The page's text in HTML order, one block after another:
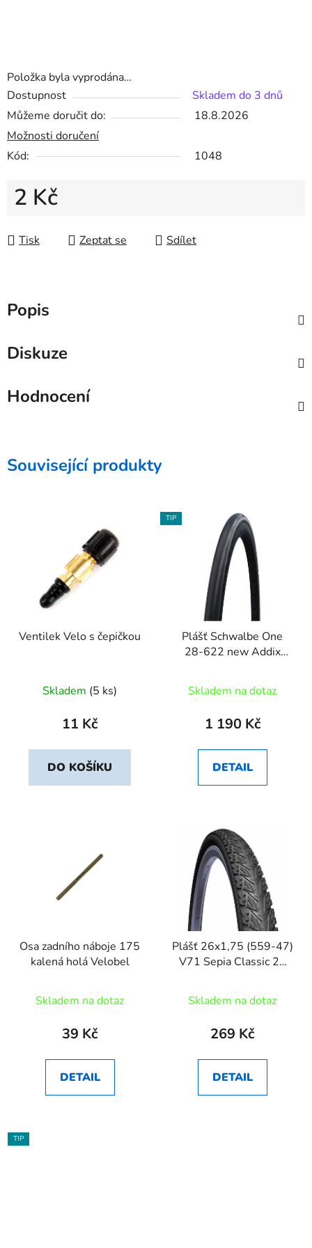
Položka byla vyprodána…
Dostupnost
Skladem do 3 dnů
Můžeme doručit do:
18.8.2026
Možnosti doručení
Kód:
1048
2 Kč
Tisk
Zeptat se Sdílet
Popis
Diskuze
Hodnocení
Související produkty
Ventilek Velo s čepičkou
Skladem (5 ks)
11 Kč
DO KOŠÍKU
TIP
Plášť Schwalbe One
28-622 new Addix
Skladem na dotaz
1 190 Kč
DETAIL
Osa zadního náboje 175
kalená holá Velobel
Skladem na dotaz
39 Kč
DETAIL
Plášť 26x1,75 (559-47)
V71 Sepia Classic 22
Skladem na dotaz
269 Kč
DETAIL
TIP